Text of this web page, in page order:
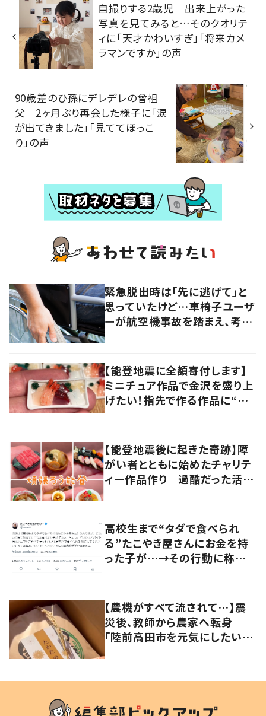
自撮りする2歳児 出来上がった
写真を見てみると…そのクオリテ
ィに「天才かわいすぎ」「将来カメ
ラマンですか」の声
90歳差のひ孫にデレデレの曾祖
父 2ヶ月ぶり再会した様子に「涙
が出てきました」「見ててほっこ
り」の声
緊急脱出時は「先に逃げて」と
思っていたけど…車椅子ユーザ
ーが航空機事故を踏まえ、考え
【能登地震に全額寄付します】
ミニチュア作品で金沢を盛り上
げたい！指先で作る作品に“込
【能登地震後に起きた奇跡】障
がい者とともに始めたチャリテ
ィー作品作り 過酷だった活動
高校生まで“タダで食べられ
る”たこやき屋さんにお金を持
った子が…→その行動に称賛
【農機がすべて流されて…】震
災後、教師から農家へ転身
「陸前高田市を元気にしたい」